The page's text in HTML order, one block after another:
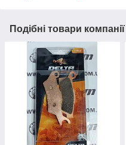
Подібні товари компанії